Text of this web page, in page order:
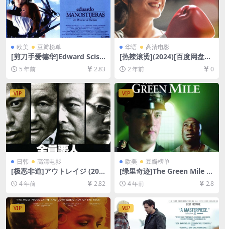
欧美 豆瓣榜单
[剪刀手爱德华]Edward Sciss
orhands (1990)[百度网盘+迅
雷云盘资源1080P超清未删减]
5 年前 2.83
华语 高清电影
[热辣滚烫](2024)[百度网盘
+夸克网盘1080P超清未删减
资源][网盘在线播放/下载][MP
2 年前 0
VIP
日韩 高清电影
[极恶非道]アウトレイジ (201
0)[百度网盘+迅雷云盘资源10
80P超清未删减][MP4/7GB]
[日语中字]
4 年前 2.82
VIP
欧美 豆瓣榜单
[绿里奇迹]The Green Mile (1
999)[百度网盘+迅雷云盘资源
1080P超清未删减][MP4/12G
4 年前 2.8
VIP VIP